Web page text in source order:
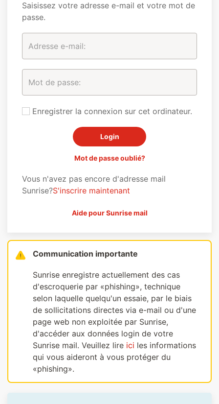
Saisissez votre adresse e-mail et votre mot de
passe.
Enregistrer la connexion sur cet ordinateur.
Mot de passe oublié?
Vous n'avez pas encore d'adresse mail
Sunrise?S'inscrire maintenant
Aide pour Sunrise mail
Communication importante
Sunrise enregistre actuellement des cas
d'escroquerie par «phishing», technique
selon laquelle quelqu'un essaie, par le biais
de sollicitations directes via e-mail ou d'une
page web non exploitée par Sunrise,
d'accéder aux données login de votre
Sunrise mail. Veuillez lire ici les informations
qui vous aideront à vous protéger du
«phishing».